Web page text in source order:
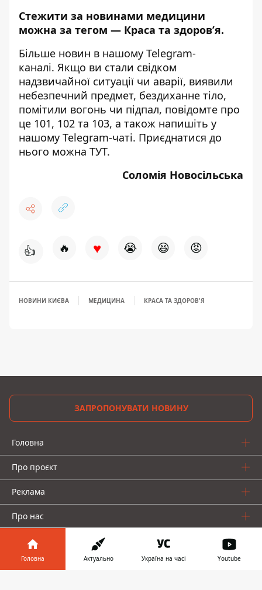
Стежити за новинами медицини
можна за тегом — Краса та здоров’я.
Більше новин в нашому Telegram-
каналі. Якщо ви стали свідком
надзвичайної ситуації чи аварії, виявили
небезпечний предмет, бездиханне тіло,
помітили вогонь чи підпал, повідомте про
це 101, 102 та 103, а також напишіть у
нашому Telegram-чаті. Приєднатися до
нього можна ТУТ.
Соломія Новосільська
👍 🔥 ♥ 😭 😆 😡
НОВИНИ КИЄВА МЕДИЦИНА КРАСА ТА ЗДОРОВ'Я
ЗАПРОПОНУВАТИ НОВИНУ
Головна
Про проєкт
Реклама
Про нас
Головна Актуально Україна на часі Youtube